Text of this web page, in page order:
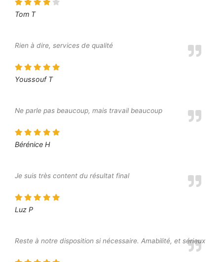
Tom T
Rien à dire, services de qualité
Youssouf T
Ne parle pas beaucoup, mais travail beaucoup
Bérénice H
Je suis très content du résultat final
Luz P
Reste à notre disposition si nécessaire. Amabilité, et sérieux